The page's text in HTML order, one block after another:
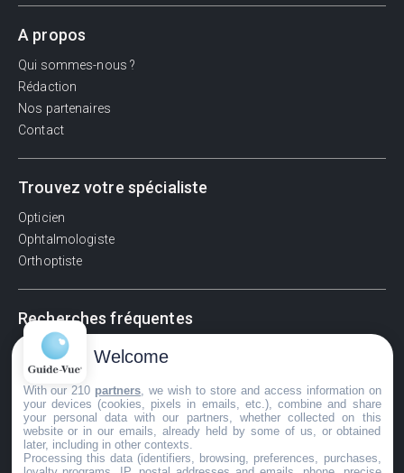
A propos
Qui sommes-nous ?
Rédaction
Nos partenaires
Contact
Trouvez votre spécialiste
Opticien
Ophtalmologiste
Orthoptiste
Recherches fréquentes
Pathologies adultes
Signes d'une urgence ophtalmologique
La vision
Acuité visuelle
Myosis / mydriase
Œdème oculaire
Welcome
With our 210 partners , we wish to store and access information on
your devices (cookies, pixels in emails, etc.), combine and share
your personal data with our partners, whether collected on this
website or in our emails, already held by some of us, or obtained
later, including in other contexts.
Processing this data (identifiers, browsing, preferences, purchases,